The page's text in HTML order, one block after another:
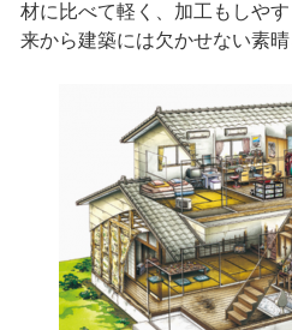
材に比べて軽く、加工もしや
来から建築には欠かせない素晴